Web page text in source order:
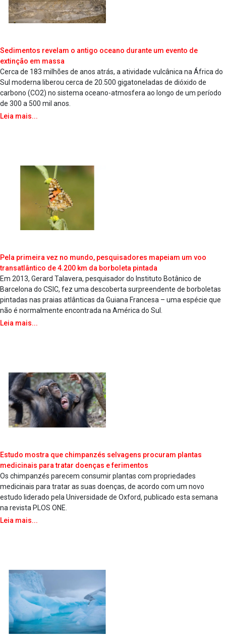
Sedimentos revelam o antigo oceano durante um evento de
extinção em massa
Cerca de 183 milhões de anos atrás, a atividade vulcânica na África do
Sul moderna liberou cerca de 20.500 gigatoneladas de dióxido de
carbono (CO2) no sistema oceano-atmosfera ao longo de um período
de 300 a 500 mil anos.
Leia mais...
Pela primeira vez no mundo, pesquisadores mapeiam um voo
transatlântico de 4.200 km da borboleta pintada
Em 2013, Gerard Talavera, pesquisador do Instituto Botânico de
Barcelona do CSIC, fez uma descoberta surpreendente de borboletas
pintadas nas praias atlânticas da Guiana Francesa – uma espécie que
não é normalmente encontrada na América do Sul.
Leia mais...
Estudo mostra que chimpanzés selvagens procuram plantas
medicinais para tratar doenças e ferimentos
Os chimpanzés parecem consumir plantas com propriedades
medicinais para tratar as suas doenças, de acordo com um novo
estudo liderado pela Universidade de Oxford, publicado esta semana
na revista PLOS ONE.
Leia mais...